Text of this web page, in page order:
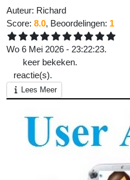
Auteur: Richard
Score:8.0, Beoordelingen: 1
Wo 6 Mei 2026 - 23:22:23.
keer bekeken.
reactie(s).
Lees Meer